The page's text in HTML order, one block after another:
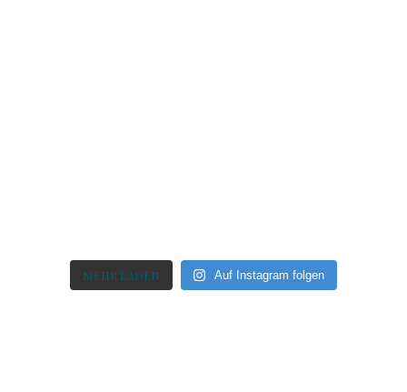
MEHR LADEN Auf Instagram folgen